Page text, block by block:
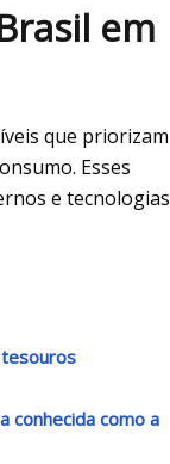
em
que priorizam
Esses
e tecnologias
conhecida como a